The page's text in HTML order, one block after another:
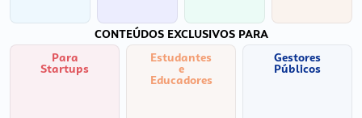
CONTEÚDOS EXCLUSIVOS PARA
Para
Startups
Estudantes
e
Educadores
Gestores
Públicos